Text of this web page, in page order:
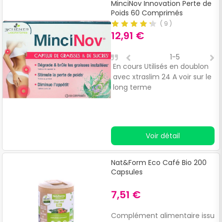
MinciNov Innovation Perte de
Poids 60 Comprimés
( 9 )
12,91 €
En cours Utilisés en doublon
avec xtraslim 24 A voir sur le
long terme
1-5
Voir détail
Nat&Form Eco Café Bio 200
Capsules
7,51 €
Complément alimentaire issu